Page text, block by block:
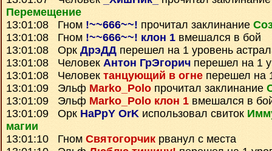
Перемещение
13:01:08 Гном !~~666~~! прочитал заклинание
13:01:08 Гном !~~666~~! клон 1 вмешался в бой
13:01:08 Орк ДрэДД перешел на 1 уровень
13:01:08 Человек Антон ГрЭгорич перешел на 1
13:01:08 Человек танцующий в огне перешел на
13:01:09 Эльф Marko_Polo прочитал заклинание
13:01:09 Эльф Marko_Polo клон 1 вмешался в
13:01:09 Орк HaPpY OrK использовал свиток
магии
13:01:10 Гном Святогорчик рванул с места